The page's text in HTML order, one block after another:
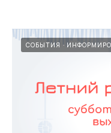
СОБЫТИЯ